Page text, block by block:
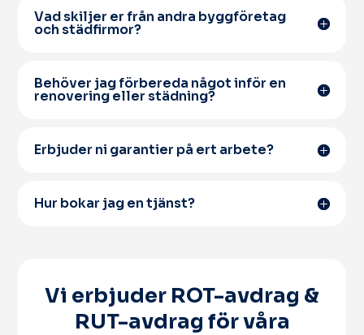
Vad skiljer er från andra byggföretag
och städfirmor?
Behöver jag förbereda något inför en
renovering eller städning?
Erbjuder ni garantier på ert arbete?
Hur bokar jag en tjänst?
Vi erbjuder ROT-avdrag &
RUT-avdrag för våra